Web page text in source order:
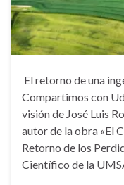
El retorno de una
Compartimos con
visión de José Luis
autor de la obra «El
Retorno de los
Científico de la